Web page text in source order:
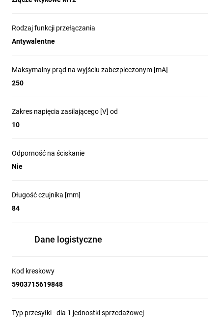
Rodzaj funkcji przełączania
Antywalentne
Maksymalny prąd na wyjściu zabezpieczonym [mA]
250
Zakres napięcia zasilającego [V] od
10
Odporność na ściskanie
Nie
Długość czujnika [mm]
84
Dane logistyczne
Kod kreskowy
5903715619848
Typ przesyłki - dla 1 jednostki sprzedażowej